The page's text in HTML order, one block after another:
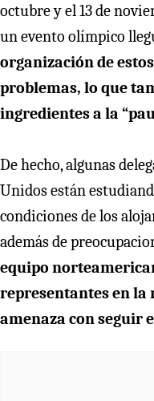
octubre y el 13 de
un evento olímpico
organización de
problemas, lo que
ingredientes a la
De hecho, algunas
Unidos están
condiciones de los
además de
equipo
representantes en la
amenaza con seguir